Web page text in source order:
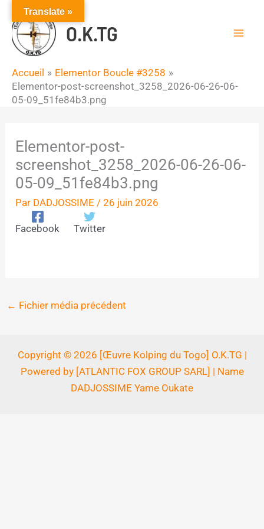
contenu
O.K.TG
Accueil
Elementor Boucle #3258
Elementor-post-screenshot_3258_2026-06-26-06-
05-09_51fe84b3.png
Elementor-post-
screenshot_3258_2026-06-26-06-
05-09_51fe84b3.png
Par DADJOSSIME/26 juin 2026
Facebook Twitter
← Fichier média précédent
Copyright © 2026 [Œuvre Kolping du Togo] O.K.TG |
Powered by [ATLANTIC FOX GROUP SARL] | Name
DADJOSSIME Yame Oukate
Translate »